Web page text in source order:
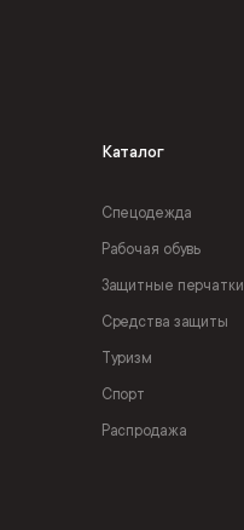
Каталог
Спецодежда
Рабочая обувь
Защитные перчатки
Средства защиты
Туризм
Спорт
Распродажа